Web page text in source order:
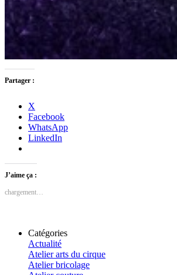
Partager :
X
Facebook
WhatsApp
LinkedIn
J’aime ça :
chargement…
Catégories
Actualité
Atelier arts du cirque
Atelier bricolage